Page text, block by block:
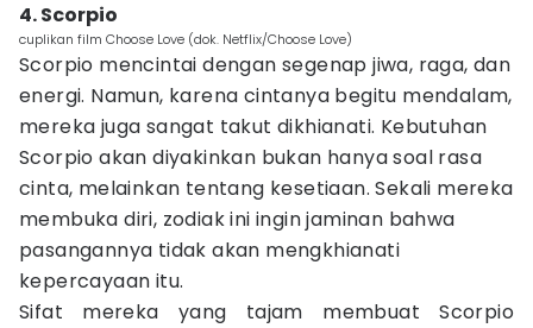
4. Scorpio
cuplikan film Choose Love (dok. Netflix/Choose Love)
Scorpio mencintai dengan segenap jiwa, raga, dan
energi. Namun, karena cintanya begitu mendalam,
mereka juga sangat takut dikhianati. Kebutuhan
Scorpio akan diyakinkan bukan hanya soal rasa
cinta, melainkan tentang kesetiaan. Sekali mereka
membuka diri, zodiak ini ingin jaminan bahwa
pasangannya tidak akan mengkhianati
kepercayaan itu.
Sifat mereka yang tajam membuat Scorpio